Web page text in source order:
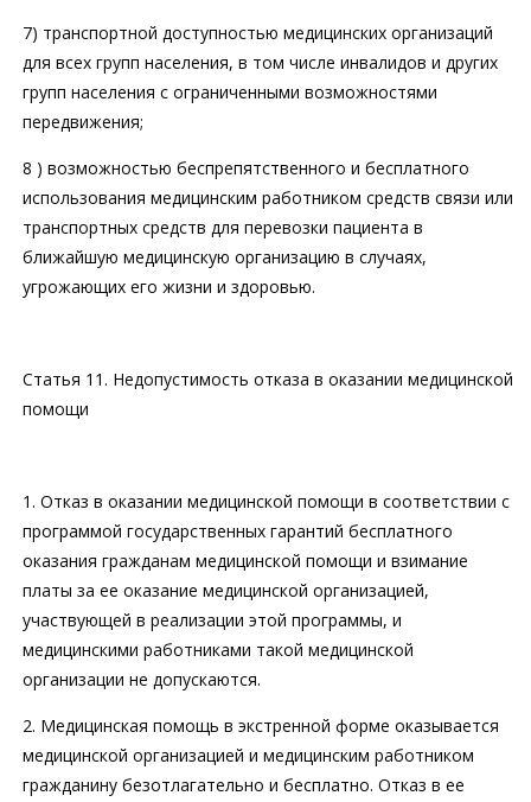
7) транспортной доступностью медицинских организаций
для всех групп населения, в том числе инвалидов и других
групп населения с ограниченными возможностями
передвижения;
8 ) возможностью беспрепятственного и бесплатного
использования медицинским работником средств связи или
транспортных средств для перевозки пациента в
ближайшую медицинскую организацию в случаях,
угрожающих его жизни и здоровью.
Статья 11. Недопустимость отказа в оказании медицинской
помощи
1. Отказ в оказании медицинской помощи в соответствии с
программой государственных гарантий бесплатного
оказания гражданам медицинской помощи и взимание
платы за ее оказание медицинской организацией,
участвующей в реализации этой программы, и
медицинскими работниками такой медицинской
организации не допускаются.
2. Медицинская помощь в экстренной форме оказывается
медицинской организацией и медицинским работником
гражданину безотлагательно и бесплатно. Отказ в ее